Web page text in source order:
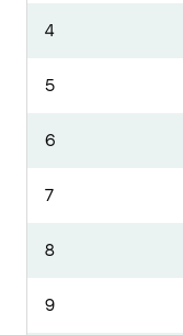
4
5
6
7
8
9